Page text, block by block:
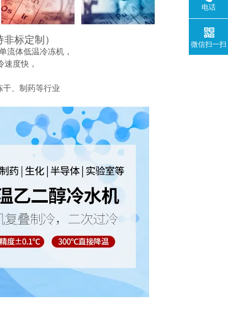
标定制）
流体低温冷冻机，
度快，
干、制药等行业
电话
微信扫一扫